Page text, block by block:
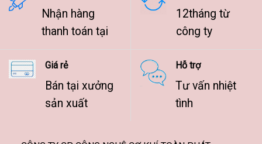
Nhận hàng
thanh toán tại
12tháng từ
công ty
Giá rẻ
Bán tại xưởng
sản xuất
Hỗ trợ
Tư vấn nhiệt
tình